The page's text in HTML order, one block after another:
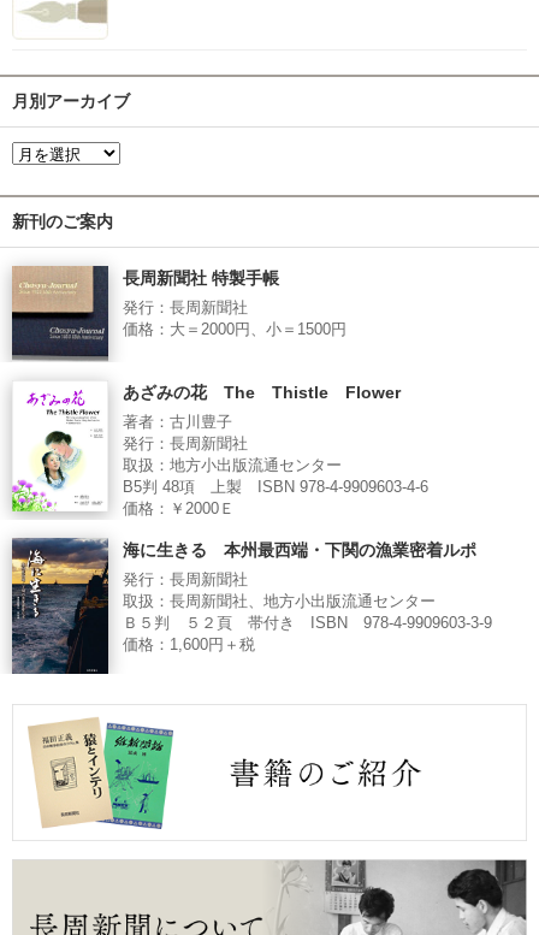
月別アーカイブ
新刊のご案内
長周新聞社 特製手帳
発行：長周新聞社
価格：大＝2000円、小＝1500円
あざみの花 The Thistle Flower
著者：古川豊子
発行：長周新聞社
取扱：地方小出版流通センター
B5判 48項 上製 ISBN 978-4-9909603-4-6
価格：￥2000Ｅ
海に生きる 本州最西端・下関の漁業密着ルポ
発行：長周新聞社
取扱：長周新聞社、地方小出版流通センター
Ｂ５判 ５２頁 帯付き ISBN 978-4-9909603-3-9
価格：1,600円＋税